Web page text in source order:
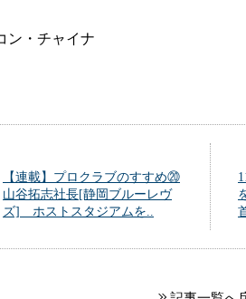
ン・チャイナ
【連載】プロクラブのすすめ⑳
山谷拓志社長[静岡ブルーレヴ
ズ] ホストスタジアムを..